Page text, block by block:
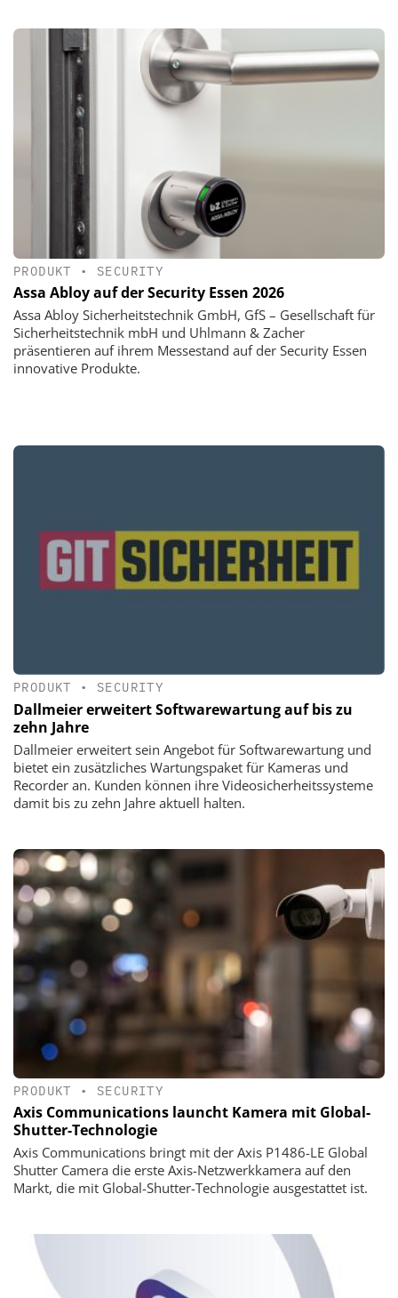
PRODUKT • SECURITY
Assa Abloy auf der Security Essen 2026
Assa Abloy Sicherheitstechnik GmbH, GfS – Gesellschaft für
Sicherheitstechnik mbH und Uhlmann & Zacher
präsentieren auf ihrem Messestand auf der Security Essen
innovative Produkte.
PRODUKT • SECURITY
Dallmeier erweitert Softwarewartung auf bis zu
zehn Jahre
Dallmeier erweitert sein Angebot für Softwarewartung und
bietet ein zusätzliches Wartungspaket für Kameras und
Recorder an. Kunden können ihre Videosicherheitssysteme
damit bis zu zehn Jahre aktuell halten.
PRODUKT • SECURITY
Axis Communications launcht Kamera mit Global-
Shutter-Technologie
Axis Communications bringt mit der Axis P1486-LE Global
Shutter Camera die erste Axis-Netzwerkkamera auf den
Markt, die mit Global-Shutter-Technologie ausgestattet ist.